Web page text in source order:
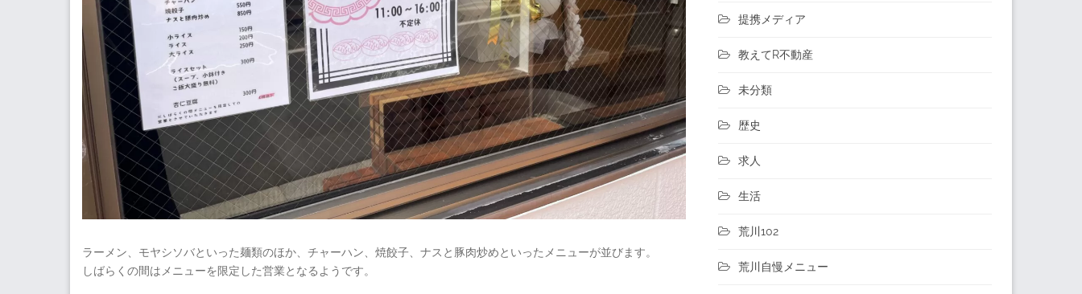
ラーメン、モヤシソバといった麺類のほか、チャーハン、焼餃子、ナスと豚肉炒めといったメニューが並びます。
しばらくの間はメニューを限定した営業となるようです。
提携メディア
教えてR不動産
未分類
歴史
求人
生活
荒川102
荒川自慢メニュー